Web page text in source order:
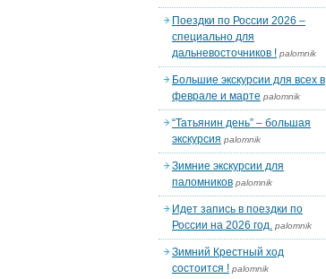
Поездки по России 2026 –
специально для
дальневосточников ! palomnik
Большие экскурсии для всех в
феврале и марте palomnik
“Татьянин день” – большая
экскурсия palomnik
Зимние экскурсии для
паломников palomnik
Идет запись в поездки по
России на 2026 год. palomnik
Зимний Крестный ход
состоится ! palomnik